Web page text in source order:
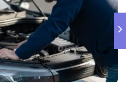
onbezoldigd het merk
tijdsbesteding.